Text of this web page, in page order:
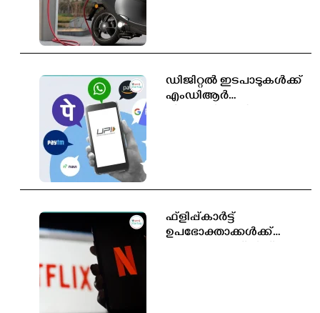
ഡിജിറ്റൽ ഇടപാടുകൾക്ക്
എംഡിആർ
ഫ്ളിപ്പ്കാർട്ട്
ഉപഭോക്താക്കൾക്ക്